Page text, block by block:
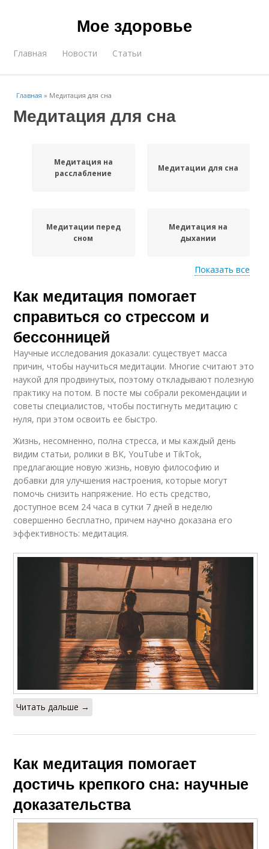
Мое здоровье
Главная Новости Статьи
Главная » Медитация для сна
Медитация для сна
Медитация на
расслабление
Медитации для сна
Медитации перед
сном
Медитация на
дыхании
Медитации на
крепкий сон
Медитации на сон
Медитация на
крепкий сон
Показать все
Как медитация помогает
справиться со стрессом и
бессонницей
Научные исследования доказали: существует масса
причин, чтобы научиться медитации. Многие считают это
наукой для продвинутых, поэтому откладывают полезную
практику на потом. В посте мы собрали рекомендации и
советы специалистов, чтобы постигнуть медитацию с
нуля, при этом освоить ее быстро.
Жизнь, несомненно, полна стресса, и мы каждый день
видим статьи, ролики в ВК, YouTube и TikTok,
предлагающие новую жизнь, новую философию и
добавки для улучшения настроения, которые могут
помочь снизить напряжение. Но есть средство,
доступное всем 24 часа в сутки 7 дней в неделю
совершенно бесплатно, причем научно доказана его
эффективность: медитация.
Читать дальше →
Как медитация помогает
достичь крепкого сна: научные
доказательства